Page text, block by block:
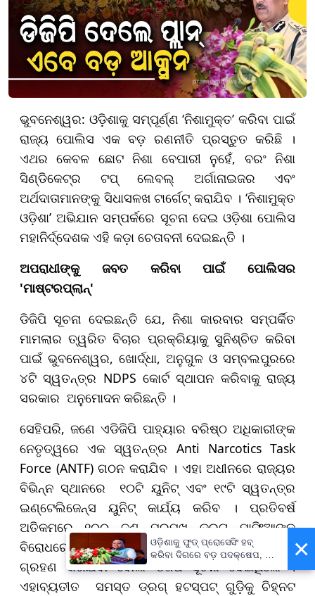
ଭୁବନେଶ୍ୱର: ଓଡ଼ିଶାକୁ ସମ୍ପୂର୍ଣ୍ଣ ‘ନିଶାମୁକ୍ତ’ କରିବା ପାଇଁ
ରାଜ୍ୟ ପୋଲିସ ଏକ ବଡ଼ ରଣନୀତି ପ୍ରସ୍ତୁତ କରିଛି ।
ଏଥର କେବଳ ଛୋଟ ନିଶା ବେପାରୀ ନୁହେଁ, ବରଂ ନିଶା
ସିଣ୍ଡିକେଟ୍‌ର ଟପ୍ ଲେବଲ୍ ଅର୍ଗାନାଇଜର ଏବଂ
ଅର୍ଥଦାତାମାନଙ୍କୁ ସିଧାସଳଖ ଟାର୍ଗେଟ୍ କରାଯିବ । ‘ନିଶାମୁକ୍ତ
ଓଡ଼ିଶା’ ଅଭିଯାନ ସମ୍ପର୍କରେ ସୂଚନା ଦେଇ ଓଡ଼ିଶା ପୋଲିସ
ମହାନିର୍ଦ୍ଦେଶକ ଏହି କଡ଼ା ଚେତାବନୀ ଦେଇଛନ୍ତି ।
ଅପରାଧୀଙ୍କୁ ଜବତ କରିବା ପାଇଁ ପୋଲିସର
'ମାଷ୍ଟରପ୍ଲାନ୍'
ଡିଜିପି ସୂଚନା ଦେଇଛନ୍ତି ଯେ, ନିଶା କାରବାର ସମ୍ପର୍କିତ
ମାମଲାର ତ୍ୱରିତ ବିଚାର ପ୍ରକ୍ରିୟାକୁ ସୁନିଶ୍ଚିତ କରିବା
ପାଇଁ ଭୁବନେଶ୍ୱର, ଖୋର୍ଦ୍ଧା, ଅନୁଗୁଳ ଓ ସମ୍ବଲପୁରରେ
୪ଟି ସ୍ୱତନ୍ତ୍ର NDPS କୋର୍ଟ ସ୍ଥାପନ କରିବାକୁ ରାଜ୍ୟ
ସରକାର ଅନୁମୋଦନ କରିଛନ୍ତି ।
ସେହିପରି, ଜଣେ ଏଡିଜିପି ପାହ୍ୟାର ବରିଷ୍ଠ ଅଧିକାରୀଙ୍କ
ନେତୃତ୍ୱରେ ଏକ ସ୍ୱତନ୍ତ୍ର Anti Narcotics Task
Force (ANTF) ଗଠନ କରାଯିବ । ଏହା ଅଧୀନରେ ରାଜ୍ୟର
ବିଭିନ୍ନ ସ୍ଥାନରେ ୧୦ଟି ୟୁନିଟ୍ ଏବଂ ୧୯ଟି ସ୍ୱତନ୍ତ୍ର
ଇଣ୍ଟେଲିଜେନ୍ସ ୟୁନିଟ୍ କାର୍ଯ୍ୟ କରିବ । ପ୍ରତିବର୍ଷ
ଅତିକମରେ ୧୦୦ ଜଣ ପ୍ରମୁଖ ଡ୍ରଗ୍ ମାଫିଆଙ୍କ
ବିରୋଧରେ NDPS ଆଇନ ଅନୁଯାୟୀ କଠୋର ପଦକ୍ଷେପ
ଗ୍ରହଣ କରିଯିବା ବୋଲି ଡିଜିପି ସୂଚନା ଦେଇଥିଲେ ।
ଏହାବ୍ୟତୀତ ସମସ୍ତ ଡ୍ରଗ୍ ହଟସ୍ପଟ୍‌ ଗୁଡ଼ିକୁ ଚିହ୍ନଟ
×
ଓଡ଼ିଶାକୁ ଫୁଡ୍ ପ୍ରୋସେସିଂ ହବ୍
କରିବା ଦିଗରେ ବଡ଼ ପଦକ୍ଷେପ, ୪୨